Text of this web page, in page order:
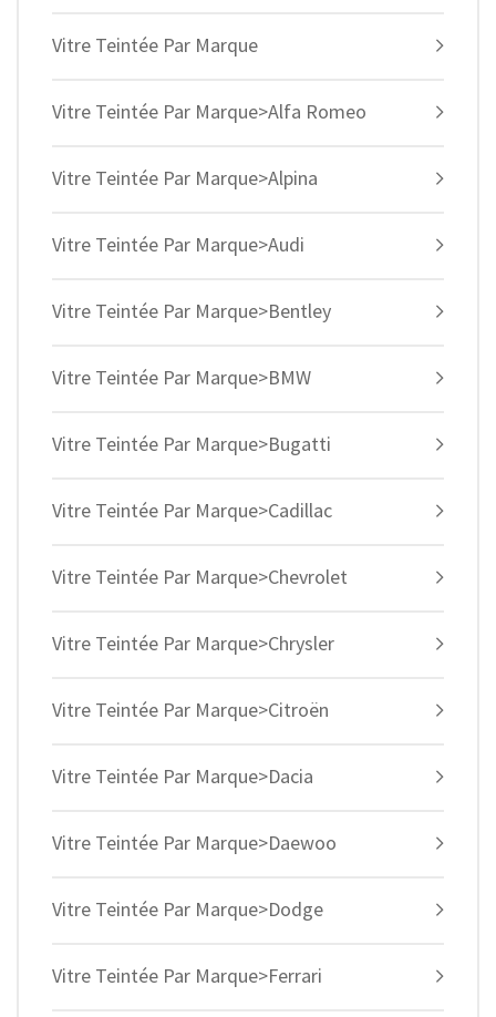
Vitre Teintée Par Marque
Vitre Teintée Par Marque>Alfa Romeo
Vitre Teintée Par Marque>Alpina
Vitre Teintée Par Marque>Audi
Vitre Teintée Par Marque>Bentley
Vitre Teintée Par Marque>BMW
Vitre Teintée Par Marque>Bugatti
Vitre Teintée Par Marque>Cadillac
Vitre Teintée Par Marque>Chevrolet
Vitre Teintée Par Marque>Chrysler
Vitre Teintée Par Marque>Citroën
Vitre Teintée Par Marque>Dacia
Vitre Teintée Par Marque>Daewoo
Vitre Teintée Par Marque>Dodge
Vitre Teintée Par Marque>Ferrari